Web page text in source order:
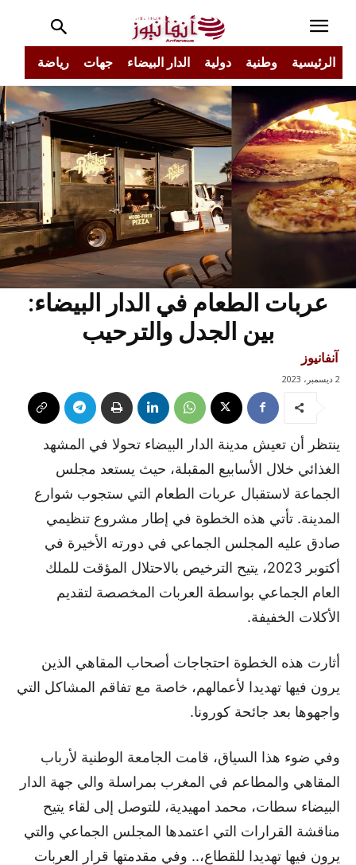
الرئيسية وطنية دولية الدار البيضاء جهات رياضة
عربات الطعام في الدار البيضاء:
بين الجدل والترحيب
آنفانيوز
2 ديسمبر، 2023
ينتظر أن تعيش مدينة الدار البيضاء تحولا في المشهد
الغذائي خلال الأسابيع المقبلة، حيث يستعد مجلس
الجماعة لاستقبال عربات الطعام التي ستجوب شوارع
المدينة. تأتي هذه الخطوة في إطار مشروع تنظيمي
صادق عليه المجلس الجماعي في دورته الأخيرة في
أكتوبر 2023، يتيح الترخيص بالاحتلال المؤقت للملك
العام الجماعي بواسطة العربات المخصصة لتقديم
الأكلات الخفيفة.
أثارت هذه الخطوة احتجاجات أصحاب المقاهي الذين
يرون فيها تهديدا لأعمالهم، خاصة مع تفاقم المشاكل التي
واجهوها بعد جائحة كورونا.
وفي ضوء هذا السياق، قامت الجامعة الوطنية لأرباب
المقاهي والمطاعم في المغرب بمراسلة والي جهة الدار
البيضاء سطات، محمد امهيدية، للتوصل إلى لقاء يتيح
مناقشة القرارات التي اعتمدها المجلس الجماعي والتي
يرون فيها تهديدا للقطاع،.. وفي مقدمتها قرار العربات